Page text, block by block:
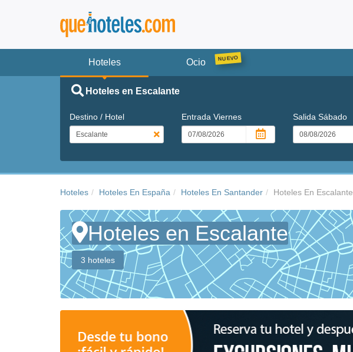
Hoteles Ocio
Hoteles en Escalante
Destino / Hotel Entrada Viernes SalidaSábado
Hoteles Hoteles En España Hoteles En Santander Hoteles En Escalante
Hoteles en Escalante
3 hoteles